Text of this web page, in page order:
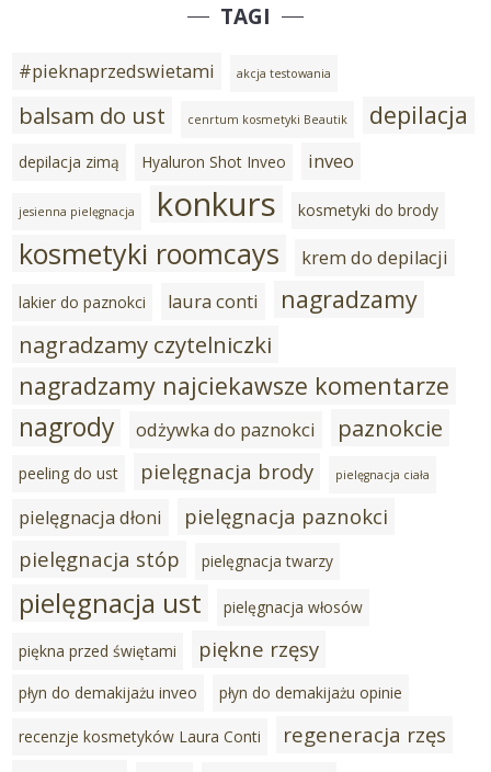
TAGI
#pieknaprzedswietami akcja testowania
balsam do ust cenrtum kosmetyki Beautik depilacja
depilacja zimą Hyaluron Shot Inveo inveo
jesienna pielęgnacja konkurs kosmetyki do brody
kosmetyki roomcays krem do depilacji
lakier do paznokci laura conti nagradzamy
nagradzamy czytelniczki
nagradzamy najciekawsze komentarze
nagrody odżywka do paznokci paznokcie
peeling do ust pielęgnacja brody pielęgnacja ciała
pielęgnacja dłoni
pielęgnacja paznokci
pielęgnacja stóp
pielęgnacja twarzy
pielęgnacja ust pielęgnacja włosów
piękna przed świętami piękne rzęsy
płyn do demakijażu inveo płyn do demakijażu opinie
recenzje kosmetyków Laura Conti regeneracja rzęs